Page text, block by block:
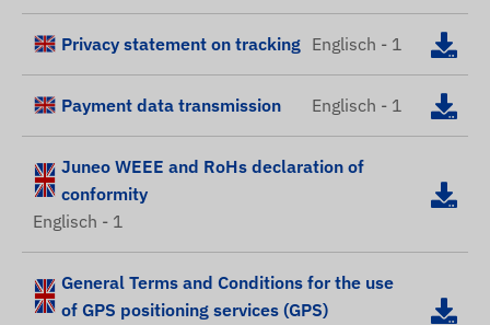
Privacy statement on tracking Englisch - 1
Payment data transmission Englisch - 1
Juneo WEEE and RoHs declaration of
conformity
Englisch - 1
General Terms and Conditions for the use
of GPS positioning services (GPS)